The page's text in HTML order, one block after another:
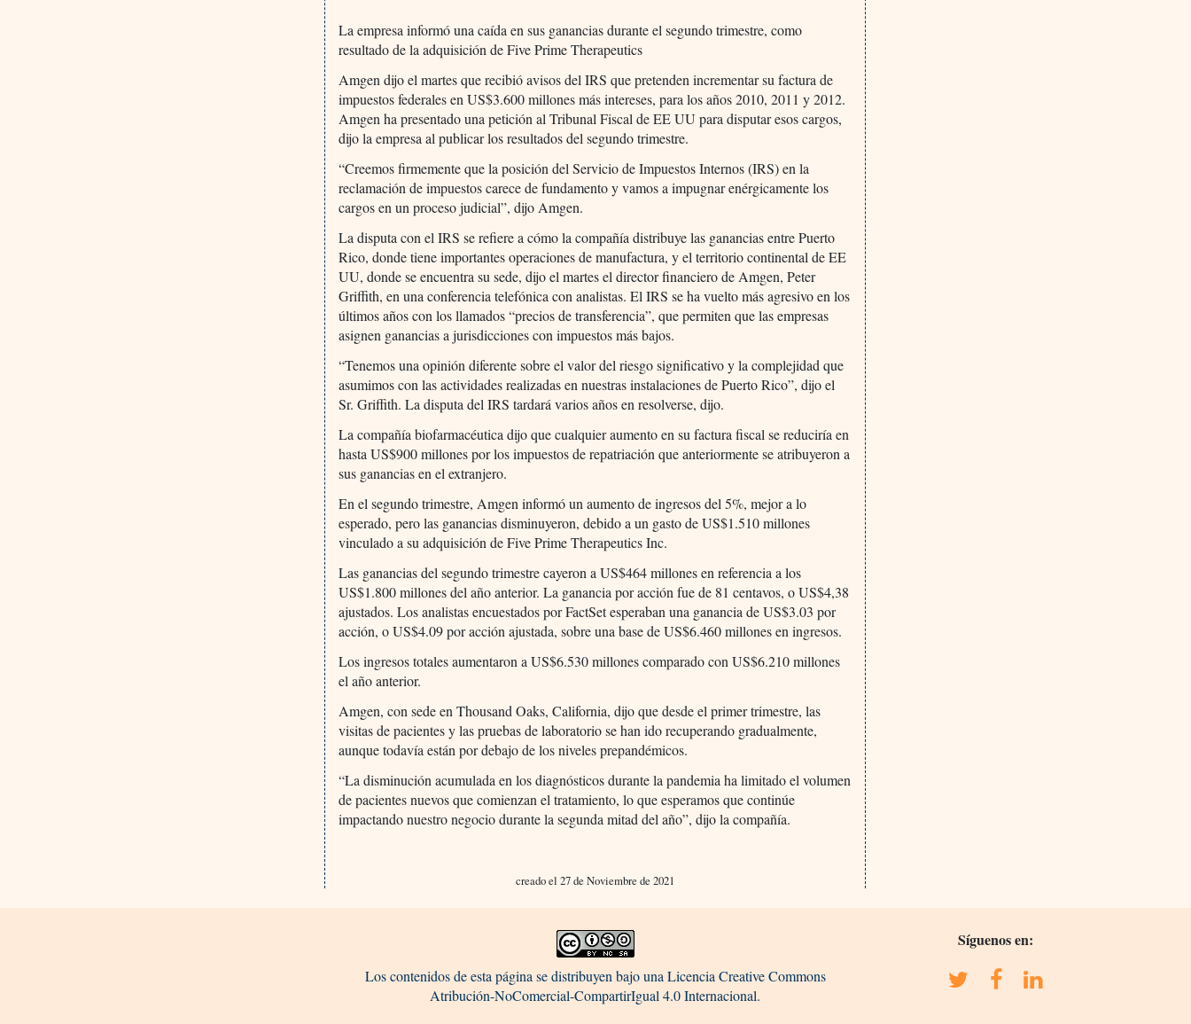
La empresa informó una caída en sus ganancias durante el segundo trimestre, como
resultado de la adquisición de Five Prime Therapeutics
Amgen dijo el martes que recibió avisos del IRS que pretenden incrementar su factura de
impuestos federales en US$3.600 millones más intereses, para los años 2010, 2011 y 2012.
Amgen ha presentado una petición al Tribunal Fiscal de EE UU para disputar esos cargos,
dijo la empresa al publicar los resultados del segundo trimestre.
“Creemos firmemente que la posición del Servicio de Impuestos Internos (IRS) en la
reclamación de impuestos carece de fundamento y vamos a impugnar enérgicamente los
cargos en un proceso judicial”, dijo Amgen.
La disputa con el IRS se refiere a cómo la compañía distribuye las ganancias entre Puerto
Rico, donde tiene importantes operaciones de manufactura, y el territorio continental de EE
UU, donde se encuentra su sede, dijo el martes el director financiero de Amgen, Peter
Griffith, en una conferencia telefónica con analistas. El IRS se ha vuelto más agresivo en los
últimos años con los llamados “precios de transferencia”, que permiten que las empresas
asignen ganancias a jurisdicciones con impuestos más bajos.
“Tenemos una opinión diferente sobre el valor del riesgo significativo y la complejidad que
asumimos con las actividades realizadas en nuestras instalaciones de Puerto Rico”, dijo el
Sr. Griffith. La disputa del IRS tardará varios años en resolverse, dijo.
La compañía biofarmacéutica dijo que cualquier aumento en su factura fiscal se reduciría en
hasta US$900 millones por los impuestos de repatriación que anteriormente se atribuyeron a
sus ganancias en el extranjero.
En el segundo trimestre, Amgen informó un aumento de ingresos del 5%, mejor a lo
esperado, pero las ganancias disminuyeron, debido a un gasto de US$1.510 millones
vinculado a su adquisición de Five Prime Therapeutics Inc.
Las ganancias del segundo trimestre cayeron a US$464 millones en referencia a los
US$1.800 millones del año anterior. La ganancia por acción fue de 81 centavos, o US$4,38
ajustados. Los analistas encuestados por FactSet esperaban una ganancia de US$3.03 por
acción, o US$4.09 por acción ajustada, sobre una base de US$6.460 millones en ingresos.
Los ingresos totales aumentaron a US$6.530 millones comparado con US$6.210 millones
el año anterior.
Amgen, con sede en Thousand Oaks, California, dijo que desde el primer trimestre, las
visitas de pacientes y las pruebas de laboratorio se han ido recuperando gradualmente,
aunque todavía están por debajo de los niveles prepandémicos.
“La disminución acumulada en los diagnósticos durante la pandemia ha limitado el volumen
de pacientes nuevos que comienzan el tratamiento, lo que esperamos que continúe
impactando nuestro negocio durante la segunda mitad del año”, dijo la compañía.
creado el 27 de Noviembre de 2021
Los contenidos de esta página se distribuyen bajo una Licencia Creative Commons
Atribución-NoComercial-CompartirIgual 4.0 Internacional.
Síguenos en: